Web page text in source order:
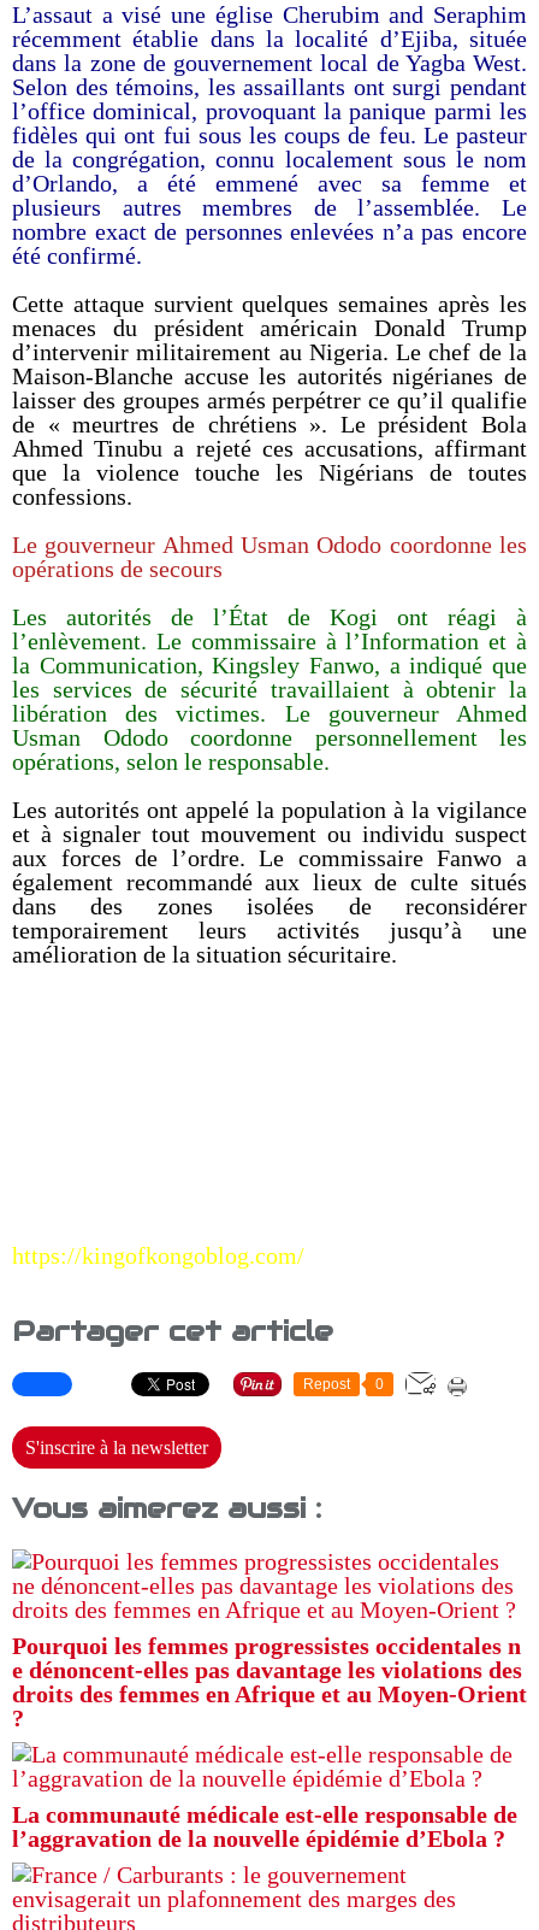
L’assaut a visé une église Cherubim and Seraphim
récemment établie dans la localité d’Ejiba, située
dans la zone de gouvernement local de Yagba West.
Selon des témoins, les assaillants ont surgi pendant
l’office dominical, provoquant la panique parmi les
fidèles qui ont fui sous les coups de feu. Le pasteur
de la congrégation, connu localement sous le nom
d’Orlando, a été emmené avec sa femme et
plusieurs autres membres de l’assemblée. Le
nombre exact de personnes enlevées n’a pas encore
été confirmé.
Cette attaque survient quelques semaines après les
menaces du président américain Donald Trump
d’intervenir militairement au Nigeria. Le chef de la
Maison-Blanche accuse les autorités nigérianes de
laisser des groupes armés perpétrer ce qu’il qualifie
de « meurtres de chrétiens ». Le président Bola
Ahmed Tinubu a rejeté ces accusations, affirmant
que la violence touche les Nigérians de toutes
confessions.
Le gouverneur Ahmed Usman Ododo coordonne les
opérations de secours
Les autorités de l’État de Kogi ont réagi à
l’enlèvement. Le commissaire à l’Information et à
la Communication, Kingsley Fanwo, a indiqué que
les services de sécurité travaillaient à obtenir la
libération des victimes. Le gouverneur Ahmed
Usman Ododo coordonne personnellement les
opérations, selon le responsable.
Les autorités ont appelé la population à la vigilance
et à signaler tout mouvement ou individu suspect
aux forces de l’ordre. Le commissaire Fanwo a
également recommandé aux lieux de culte situés
dans des zones isolées de reconsidérer
temporairement leurs activités jusqu’à une
amélioration de la situation sécuritaire.
https://kingofkongoblog.com/
Partager cet article
Repost 0
S'inscrire à la newsletter
Vous aimerez aussi :
Pourquoi les femmes progressistes occidentales n
e dénoncent-elles pas davantage les violations des
droits des femmes en Afrique et au Moyen-Orient
?
La communauté médicale est-elle responsable de
l’aggravation de la nouvelle épidémie d’Ebola ?